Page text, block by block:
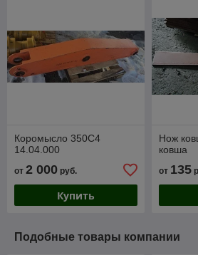
Коромысло 350С4
14.04.000
от 2 000 руб.
Купить
Нож
ковша
от 135
Подобные товары компании